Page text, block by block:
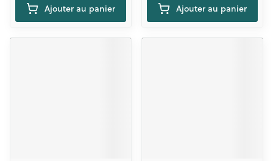
Ajouter au panier Ajouter au panier